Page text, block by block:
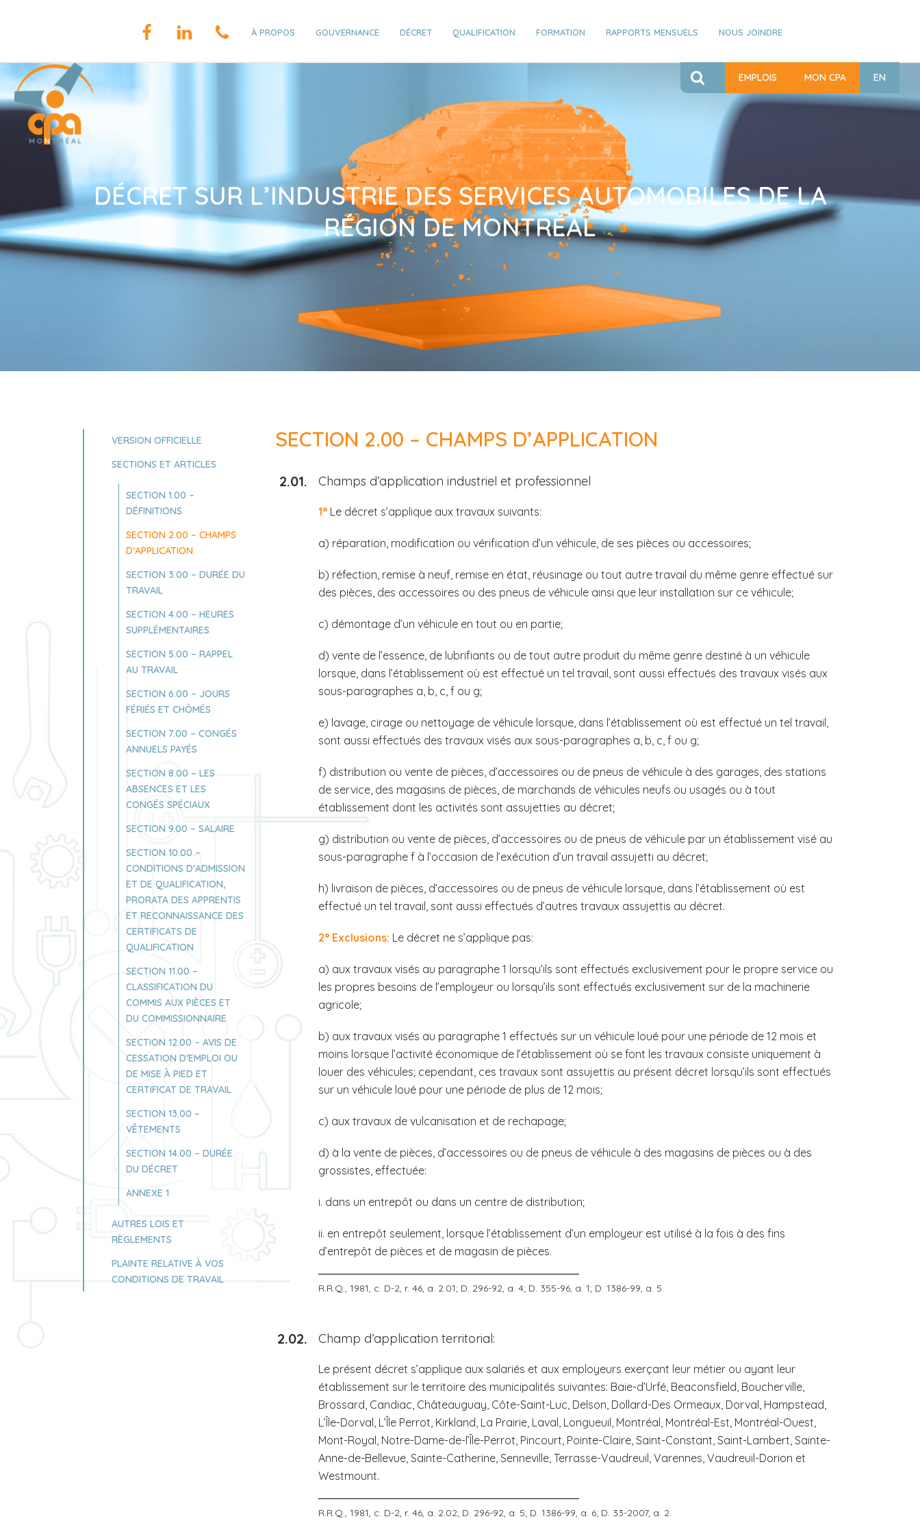
À PROPOS GOUVERNANCE DÉCRET QUALIFICATION FORMATION RAPPORTS MENSUELS NOUS JOINDRE
EMPLOIS MON CPA EN
DÉCRET SUR L’INDUSTRIE DES SERVICES AUTOMOBILES DE LA
RÉGION DE MONTRÉAL
VERSION OFFICIELLE
SECTIONS ET ARTICLES
SECTION 1.00 –
DÉFINITIONS
SECTION 2.00 – CHAMPS
D’APPLICATION
SECTION 3.00 – DURÉE DU
TRAVAIL
SECTION 4.00 – HEURES
SUPPLÉMENTAIRES
SECTION 5.00 – RAPPEL
AU TRAVAIL
SECTION 6.00 – JOURS
FÉRIÉS ET CHÔMÉS
SECTION 7.00 – CONGÉS
ANNUELS PAYÉS
SECTION 8.00 – LES
ABSENCES ET LES
CONGÉS SPÉCIAUX
SECTION 9.00 – SALAIRE
SECTION 10.00 –
CONDITIONS D’ADMISSION
ET DE QUALIFICATION,
PRORATA DES APPRENTIS
ET RECONNAISSANCE DES
CERTIFICATS DE
QUALIFICATION
SECTION 11.00 –
CLASSIFICATION DU
COMMIS AUX PIÈCES ET
DU COMMISSIONNAIRE
SECTION 12.00 – AVIS DE
CESSATION D’EMPLOI OU
DE MISE À PIED ET
CERTIFICAT DE TRAVAIL
SECTION 13.00 –
VÊTEMENTS
SECTION 14.00 – DURÉE
DU DÉCRET
ANNEXE 1
AUTRES LOIS ET
RÈGLEMENTS
PLAINTE RELATIVE À VOS
CONDITIONS DE TRAVAIL
SECTION 2.00 – CHAMPS D’APPLICATION
2.01. Champs d’application industriel et professionnel
1° Le décret s’applique aux travaux suivants:
a) réparation, modification ou vérification d’un véhicule, de ses pièces ou accessoires;
b) réfection, remise à neuf, remise en état, réusinage ou tout autre travail du même genre effectué sur
des pièces, des accessoires ou des pneus de véhicule ainsi que leur installation sur ce véhicule;
c) démontage d’un véhicule en tout ou en partie;
d) vente de l’essence, de lubrifiants ou de tout autre produit du même genre destiné à un véhicule
lorsque, dans l’établissement où est effectué un tel travail, sont aussi effectués des travaux visés aux
sous-paragraphes a, b, c, f ou g;
e) lavage, cirage ou nettoyage de véhicule lorsque, dans l’établissement où est effectué un tel travail,
sont aussi effectués des travaux visés aux sous-paragraphes a, b, c, f ou g;
f) distribution ou vente de pièces, d’accessoires ou de pneus de véhicule à des garages, des stations
de service, des magasins de pièces, de marchands de véhicules neufs ou usagés ou à tout
établissement dont les activités sont assujetties au décret;
g) distribution ou vente de pièces, d’accessoires ou de pneus de véhicule par un établissement visé au
sous-paragraphe f à l’occasion de l’exécution d’un travail assujetti au décret;
h) livraison de pièces, d’accessoires ou de pneus de véhicule lorsque, dans l’établissement où est
effectué un tel travail, sont aussi effectués d’autres travaux assujettis au décret.
2° Exclusions: Le décret ne s’applique pas:
a) aux travaux visés au paragraphe 1 lorsqu’ils sont effectués exclusivement pour le propre service ou
les propres besoins de l’employeur ou lorsqu’ils sont effectués exclusivement sur de la machinerie
agricole;
b) aux travaux visés au paragraphe 1 effectués sur un véhicule loué pour une période de 12 mois et
moins lorsque l’activité économique de l’établissement où se font les travaux consiste uniquement à
louer des véhicules; cependant, ces travaux sont assujettis au présent décret lorsqu’ils sont effectués
sur un véhicule loué pour une période de plus de 12 mois;
c) aux travaux de vulcanisation et de rechapage;
d) à la vente de pièces, d’accessoires ou de pneus de véhicule à des magasins de pièces ou à des
grossistes, effectuée:
i. dans un entrepôt ou dans un centre de distribution;
ii. en entrepôt seulement, lorsque l’établissement d’un employeur est utilisé à la fois à des fins
d’entrepôt de pièces et de magasin de pièces.
R.R.Q., 1981, c. D-2, r. 46, a. 2.01; D. 296-92, a. 4; D. 355-96, a. 1; D. 1386-99, a. 5.
2.02. Champ d’application territorial:
Le présent décret s’applique aux salariés et aux employeurs exerçant leur métier ou ayant leur
établissement sur le territoire des municipalités suivantes: Baie-d’Urfé, Beaconsfield, Boucherville,
Brossard, Candiac, Châteauguay, Côte-Saint-Luc, Delson, Dollard-Des Ormeaux, Dorval, Hampstead,
L’Île-Dorval, L’Île Perrot, Kirkland, La Prairie, Laval, Longueuil, Montréal, Montréal-Est, Montréal-Ouest,
Mont-Royal, Notre-Dame-de-l’Île-Perrot, Pincourt, Pointe-Claire, Saint-Constant, Saint-Lambert, Sainte-
Anne-de-Bellevue, Sainte-Catherine, Senneville, Terrasse-Vaudreuil, Varennes, Vaudreuil-Dorion et
Westmount.
R.R.Q., 1981, c. D-2, r. 46, a. 2.02; D. 296-92, a. 5; D. 1386-99, a. 6; D. 33-2007, a. 2.